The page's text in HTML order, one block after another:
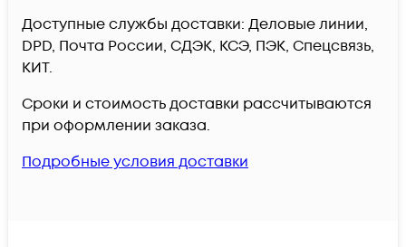
Доступные службы доставки: Деловые линии,
DPD, Почта России, СДЭК, КСЭ, ПЭК, Спецсвязь,
КИТ.
Сроки и стоимость доставки рассчитываются
при оформлении заказа.
Подробные условия доставки